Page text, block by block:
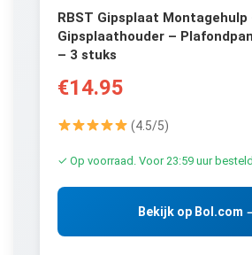
RBST Gipsplaat Montagehulp
Gipsplaathouder –
– 3 stuks
€14.95
(4.5/5)
✓ Op voorraad. Voor 23:59 uur
Bekijk op Bol.com